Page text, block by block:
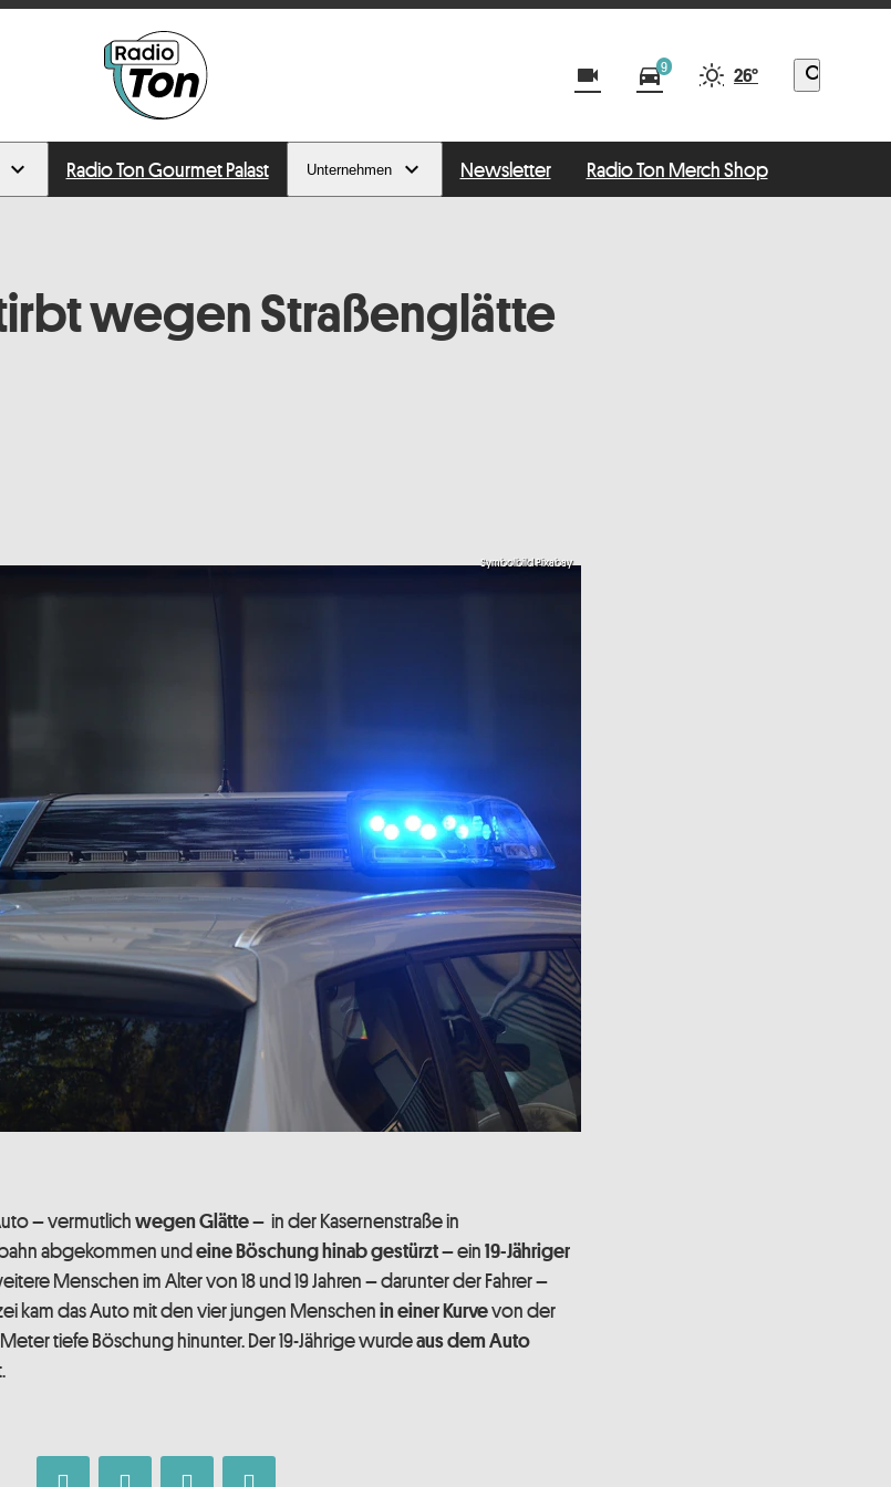
videocam directions_car9 26° search
Radio Ton Gourmet Palast Unternehmen Newsletter Radio Ton Merch Shop
wegen Straßenglätte
Symbolbild Pixabay
– vermutlich wegen Glätte– in der Kasernenstraße in
abgekommen undeine Böschung hinab gestürzt– ein 19-Jähriger
Menschen im Alter von 18 und 19 Jahren – darunter der Fahrer –
kam das Auto mit den vier jungen Menschen in einer Kurvevon der
tiefe Böschung hinunter. Der 19-Jährige wurdeaus dem Auto